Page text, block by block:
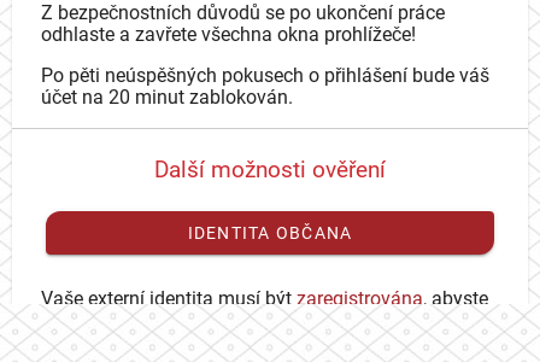
Z bezpečnostních důvodů se po ukončení práce
odhlaste a zavřete všechna okna prohlížeče!
Po pěti neúspěšných pokusech o přihlášení bude váš
účet na 20 minut zablokován.
Další možnosti ověření
IDENTITA OBČANA
Vaše externí identita musí být zaregistrována, abyste
se mohli přihlásit ke svému CAS účtu.